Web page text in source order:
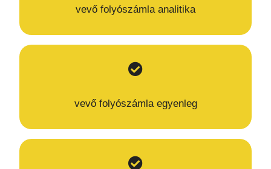
vevő folyószámla analitika
vevő folyószámla egyenleg